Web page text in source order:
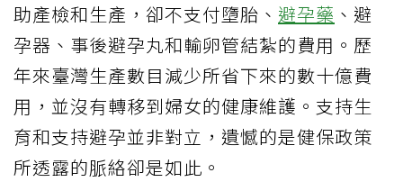
助產檢和生產，卻不支付墮胎、 避孕藥 、避
孕器、事後避孕丸和輸卵管結紮的費用。歷
年來臺灣生產數目減少所省下來的數十億費
用，並沒有轉移到婦女的健康維護。支持生
育和支持避孕並非對立，遺憾的是健保政策
所透露的脈絡卻是如此。